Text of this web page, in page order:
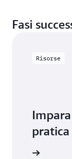
Fasi
Risorse
pratica